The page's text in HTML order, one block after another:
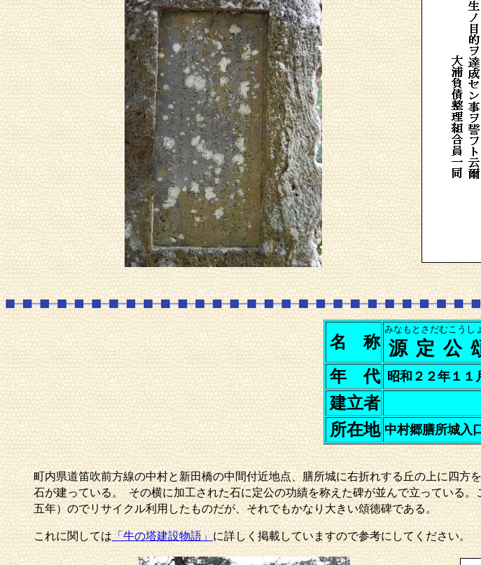
名 称 源定公
みなもとさだむこうし
年 代 昭和２２年１１
建立者
所在地 中村郷膳所城入
町内県道笛吹前方線の中村と新田橋の中間付近地点、膳所城に右折れする丘の上に四
石が建っている。 その横に加工された石に定公の功績を称えた碑が並んで立っている
五年）のでリサイクル利用したものだが、それでもかなり大きい頌徳碑である。
これに関しては「牛の塔建設物語」に詳しく掲載していますので参考にしてください。